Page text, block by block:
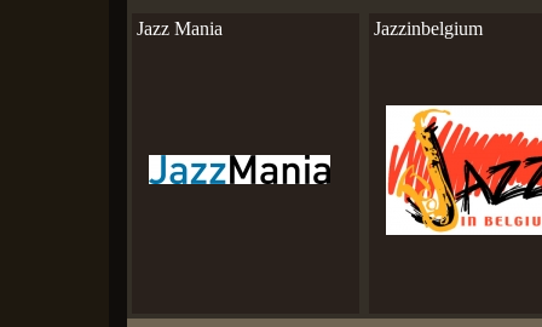
Jazz Mania Jazzinbelgium